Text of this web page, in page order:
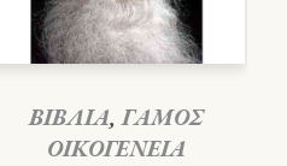
ΒΙΒΛΙΑ,ΓΑΜΟΣ
ΟΙΚΟΓΕΝΕΙΑ